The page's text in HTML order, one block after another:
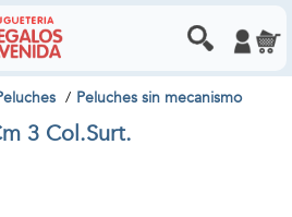
Peluches sin mecanismo
3 Col.Surt.